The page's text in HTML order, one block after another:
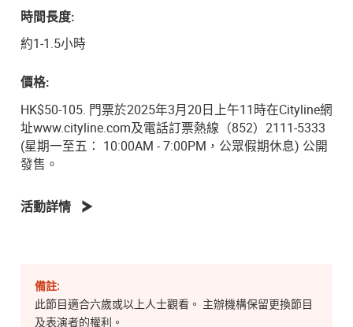
時間長度:
約1-1.5小時
價格:
HK$50-105. 門票於2025年3月20日上午11時在Cityline網
址www.cityline.com及電話訂票熱線（852）2111-5333
(星期一至五： 10:00AM - 7:00PM，公眾假期休息) 公開
發售。
活動詳情
備註:
此節目適合六歲或以上人士觀看。 主辦機構保留更換節目
及表演者的權利。